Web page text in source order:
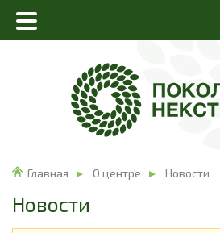
Главная О центре Новости
Новости